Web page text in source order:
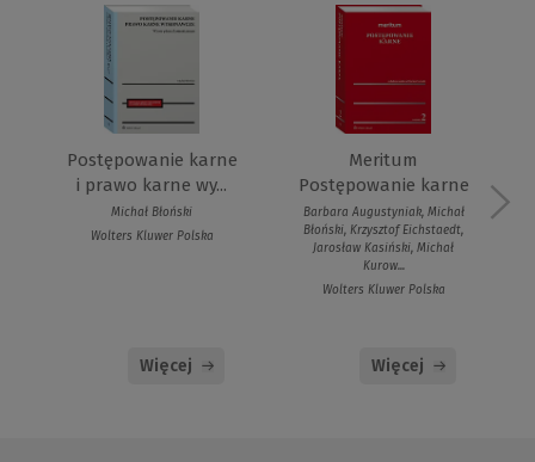
Postępowanie karne
i prawo karne wy...
Michał Błoński
Wolters Kluwer Polska
Więcej
Meritum
Postępowanie karne
Barbara Augustyniak, Michał
Błoński, Krzysztof Eichstaedt,
Jarosław Kasiński, Michał
Kurow...
Wolters Kluwer Polska
Więcej